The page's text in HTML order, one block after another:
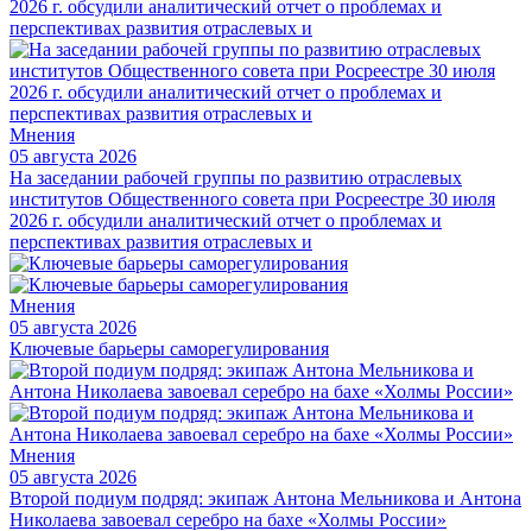
Мнения
05 августа 2026
На заседании рабочей группы по развитию отраслевых
институтов Общественного совета при Росреестре 30 июля
2026 г. обсудили аналитический отчет о проблемах и
перспективах развития отраслевых и
Мнения
05 августа 2026
Ключевые барьеры саморегулирования
Мнения
05 августа 2026
Второй подиум подряд: экипаж Антона Мельникова и Антона
Николаева завоевал серебро на бахе «Холмы России»